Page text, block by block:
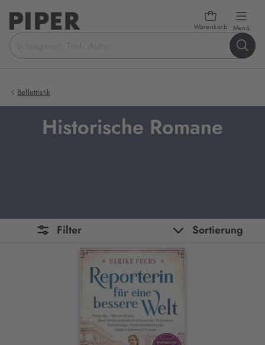
Warenkorb Menü
Suchbegriff
eingeben
Belletristik
Historische Romane
Filter Sortierung